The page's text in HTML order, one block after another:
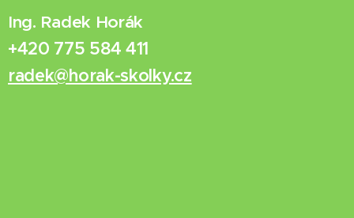
Ing. Radek Horák
+420 775 584 411
radek@horak-skolky.cz